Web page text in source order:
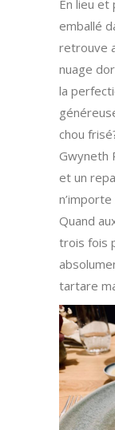
En lieu et
emballé
retrouve
nuage
la
chou
Gwyneth
et un
Quand
trois fois
tartare